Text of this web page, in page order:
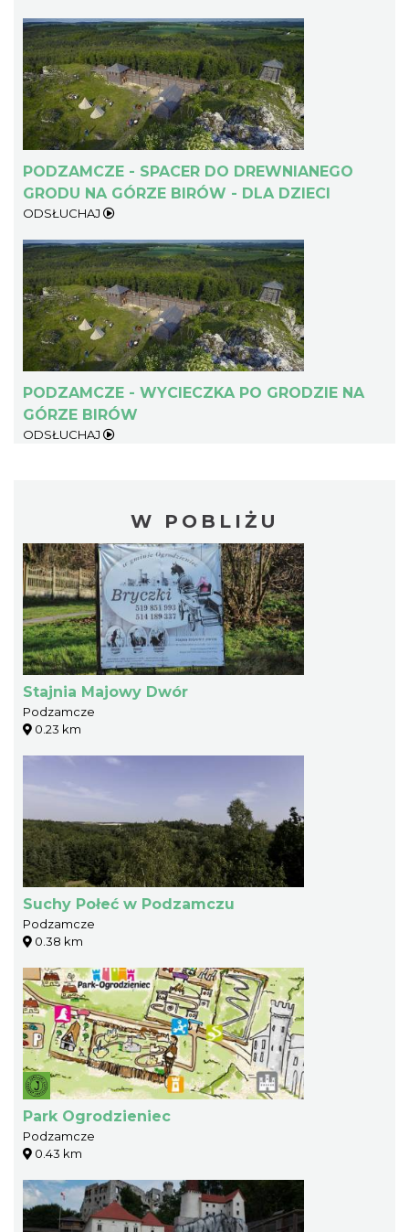
PODZAMCZE - SPACER DO DREWNIANEGO
GRODU NA GÓRZE BIRÓW - DLA DZIECI
ODSŁUCHAJ
PODZAMCZE - WYCIECZKA PO GRODZIE NA
GÓRZE BIRÓW
ODSŁUCHAJ
W POBLIŻU
Stajnia Majowy Dwór
Podzamcze
0.23 km
Suchy Połeć w Podzamczu
Podzamcze
0.38 km
Park Ogrodzieniec
Podzamcze
0.43 km